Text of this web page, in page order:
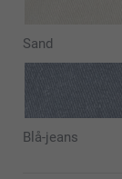
Sand
Blå-jeans